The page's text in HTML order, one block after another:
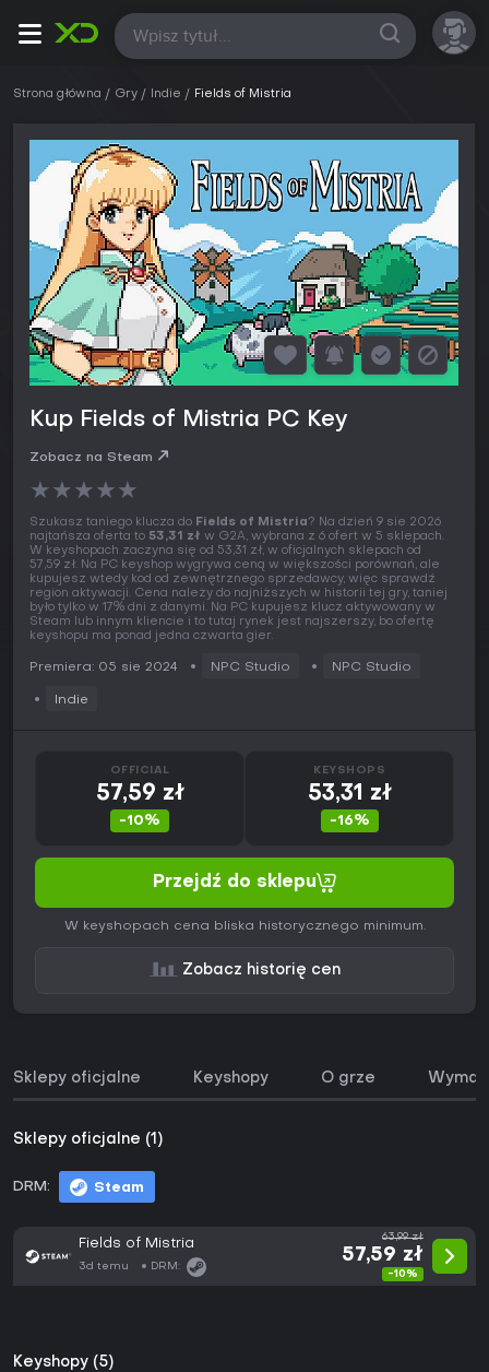
Wszystkie
Strona główna Gry Indie Fields of Mistria
Kup Fields of Mistria PC Key
Zobacz na Steam
★★★★★
Szukasz taniego klucza do Fields of Mistria? Na dzień 9 sie 2026
najtańsza oferta to 53,31 zł w G2A, wybrana z 6 ofert w 5 sklepach.
W keyshopach zaczyna się od 53,31 zł, w oficjalnych sklepach od
57,59 zł. Na PC keyshop wygrywa ceną w większości porównań, ale
kupujesz wtedy kod od zewnętrznego sprzedawcy, więc sprawdź
region aktywacji. Cena należy do najniższych w historii tej gry, taniej
było tylko w 17% dni z danymi. Na PC kupujesz klucz aktywowany w
Steam lub innym kliencie i to tutaj rynek jest najszerszy, bo ofertę
keyshopu ma ponad jedna czwarta gier.
Premiera: 05 sie 2024 NPC Studio NPC Studio
Indie
OFFICIAL
57,59 zł
-10%
KEYSHOPS
53,31 zł
-16%
Przejdź do sklepu
W keyshopach cena bliska historycznego minimum.
Zobacz historię cen
Sklepy oficjalne Keyshopy O grze
Sklepy oficjalne (1)
DRM: Steam
Fields of Mistria
3d temu DRM:
63,99 zł
57,59 zł
-10%
Keyshopy (5)